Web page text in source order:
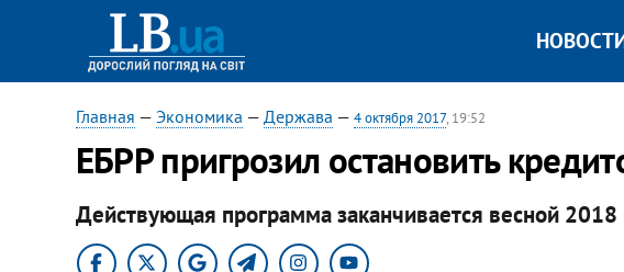
Главная — Экономика — Держава — 4 октября 2017, 19:52
ЕБРР пригрозил остановить
Действующая программа заканчивается весной 2018